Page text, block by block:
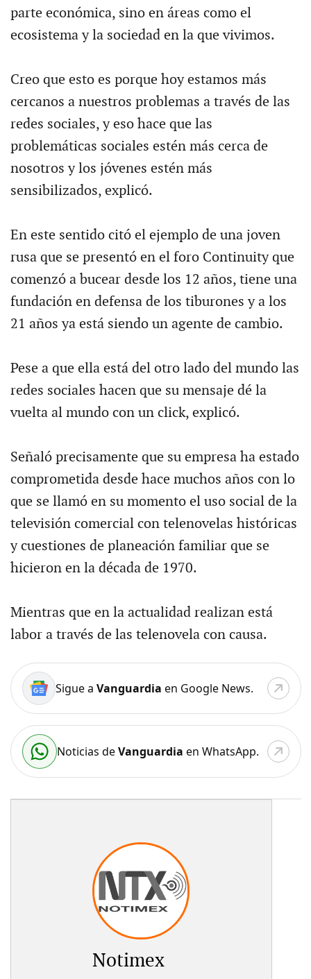
parte económica, sino en áreas como el
ecosistema y la sociedad en la que vivimos.
Creo que esto es porque hoy estamos más
cercanos a nuestros problemas a través de las
redes sociales, y eso hace que las
problemáticas sociales estén más cerca de
nosotros y los jóvenes estén más
sensibilizados, explicó.
En este sentido citó el ejemplo de una joven
rusa que se presentó en el foro Continuity que
comenzó a bucear desde los 12 años, tiene una
fundación en defensa de los tiburones y a los
21 años ya está siendo un agente de cambio.
Pese a que ella está del otro lado del mundo las
redes sociales hacen que su mensaje dé la
vuelta al mundo con un click, explicó.
Señaló precisamente que su empresa ha estado
comprometida desde hace muchos años con lo
que se llamó en su momento el uso social de la
televisión comercial con telenovelas históricas
y cuestiones de planeación familiar que se
hicieron en la década de 1970.
Mientras que en la actualidad realizan está
labor a través de las telenovela con causa.
Sigue a Vanguardia en Google News.
Noticias deVanguardia en WhatsApp.
Notimex